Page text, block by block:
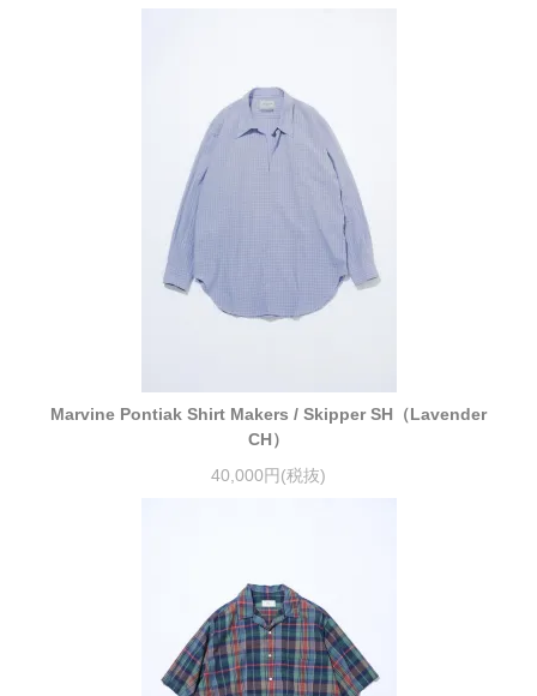
Marvine Pontiak Shirt Makers / Skipper SH（Lavender
CH）
40,000円(税抜)